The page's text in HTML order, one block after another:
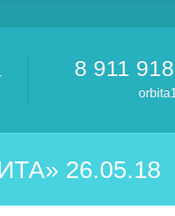
8 911
26.05.18